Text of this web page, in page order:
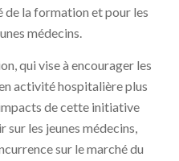
la formation et pour les
médecins.
qui vise à encourager les
activité hospitalière plus
de cette initiative
les jeunes médecins,
sur le marché du